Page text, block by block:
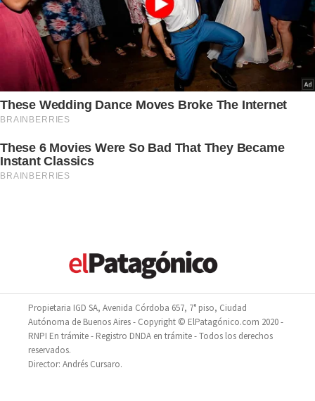
Propietaria IGD SA, Avenida Córdoba 657, 7° piso, Ciudad
Autónoma de Buenos Aires - Copyright © ElPatagónico.com 2020 -
RNPI En trámite - Registro DNDA en trámite - Todos los derechos
reservados.
Director: Andrés Cursaro.